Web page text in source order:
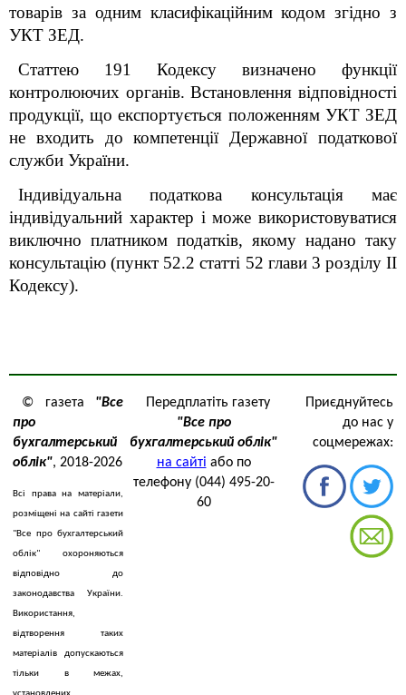
товарів за одним класифікаційним кодом згідно з
УКТ ЗЕД.
Статтею 191 Кодексу визначено функції
контролюючих органів. Встановлення відповідності
продукції, що експортується положенням УКТ ЗЕД
не входить до компетенції Державної податкової
служби України.
Індивідуальна податкова консультація має
індивідуальний характер і може використовуватися
виключно платником податків, якому надано таку
консультацію (пункт 52.2 статті 52 глави 3 розділу ІІ
Кодексу).
© газета "Все
про
бухгалтерський
облік", 2018-2026
Всі права на матеріали,
розміщені на сайті газети
"Все про бухгалтерський
облік" охороняються
відповідно до
законодавства України.
Використання,
відтворення таких
матеріалів допускаються
тільки в межах,
Передплатіть газету
"Все про
бухгалтерський облік"
на сайті або по
телефону (044) 495-20-
60
Приєднуйтесь
до нас у
соцмережах: